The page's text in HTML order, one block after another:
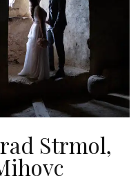
Strmol,